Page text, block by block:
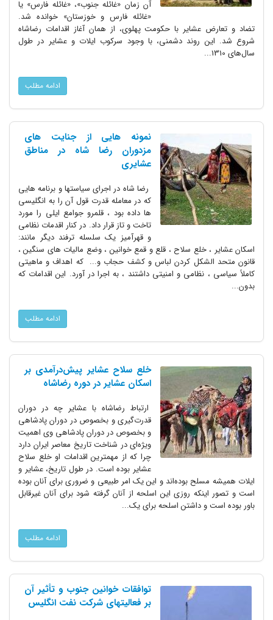
آن زمان «غائله جنوب»، «غائله فارس» یا
«غائله فارس و خوزستان» خوانده شد.
تضاد و تعارض عشایر با حکومت پهلوی، از همان آغاز اقدامات رضاشاه
شروع شد. این روند دشمنی، با وجود سرکوب ایلات و عشایر در طول
سال‌های 1310...
ادامه مطلب
نمونه هایی از جنایت های
مزدوران رضا شاه در مناطق
عشایری
رضا شاه در اجرای سیاستها و برنامه هایی
که در معامله قدرت قول آن را به انگلیسی
ها داده بود ، قلمرو جوامع ایلی را مورد
تاخت و تاز قرار داد. در کنار اقدمات نظامی
و قهرآمیز یک سلسله ترفند دیگر مانند:
اسکان عشایر ، خلع سلاح ، قلع و قمع خوانین ، وضع مالیات های سنگین ،
قانون متحد الشکل کردن لباس و کشف حجاب و... که اهداف و ماهیتی
کاملاً سیاسی ، نظامی و امنیتی داشتند ، به اجرا در آورد. این اقدامات که
بدون...
ادامه مطلب
خلع سلاح عشایر پیش‌درآمدی بر
اسکان عشایر در دوره رضاشاه
ارتباط رضاشاه با عشایر چه در دوران
قدرت‌گیری و بخصوص در دوران پادشاهی
و بخصوص در دوران پادشاهی وی اهمیت
ویژه‌ای در شناخت تاریخ معاصر ایران دارد
چرا که از مهمترین اقدامات او خلع سلاح
عشایر بوده است. در طول تاریخ، عشایر و
ایلات همیشه مسلح بوده‌اند و این یک امر طبیعی و ضروری برای آنان بوده
است و تصور اینکه روزی این اسلحه از آنان گرفته شود برای آنان غیرقابل
باور بوده است و داشتن اسلحه برای یک...
ادامه مطلب
توافقات خوانین جنوب و تأثیر آن
بر فعالیتهای شرکت نفت انگلیس